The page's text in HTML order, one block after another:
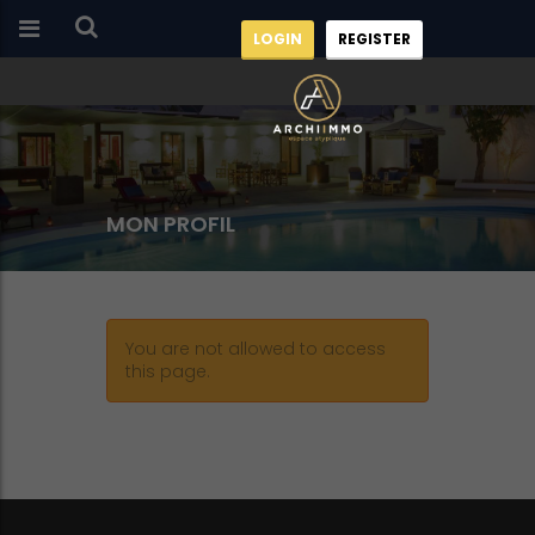
LOGIN REGISTER
MON PROFIL
You are not allowed to access
this page.